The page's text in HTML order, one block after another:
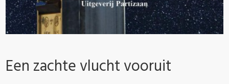
Een zachte vlucht vooruit